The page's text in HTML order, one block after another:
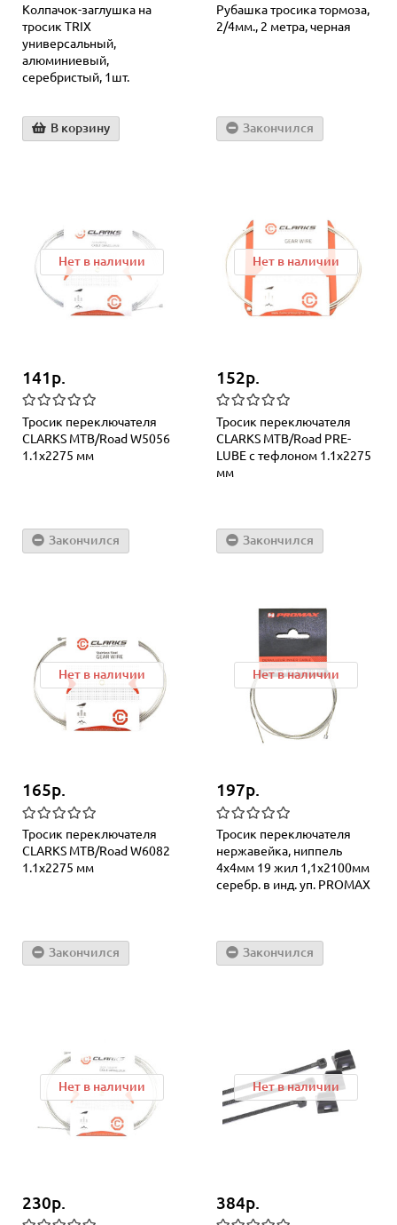
Колпачок-заглушка на
тросик TRIX
универсальный,
алюминиевый,
серебристый, 1шт.
В корзину
Рубашка тросика тормоза,
2/4мм., 2 метра, черная
Закончился
Нет в наличии
141р.
Тросик переключателя
СLARKS MTB/Road W5056
1.1х2275 мм
Закончился
Нет в наличии
152р.
Тросик переключателя
СLARKS МТВ/Road PRE-
LUBE с тефлоном 1.1х2275
мм
Закончился
Нет в наличии
165р.
Тросик переключателя
СLARKS MTB/Road W6082
1.1х2275 мм
Закончился
Нет в наличии
197р.
Тросик переключателя
нержавейка, ниппель
4х4мм 19 жил 1,1х2100мм
серебр. в инд. уп. PROMAX
Закончился
Нет в наличии
230р.
Нет в наличии
384р.